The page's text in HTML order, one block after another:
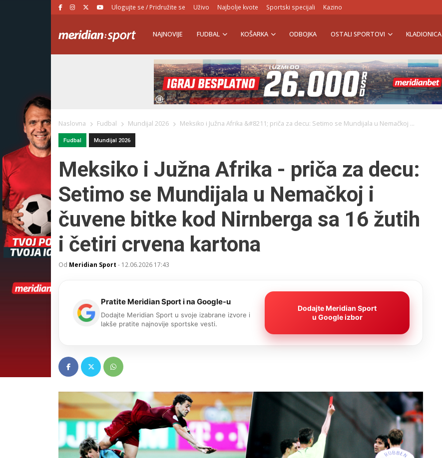
Ulogujte se / Pridružite se Uživo Najbolje kvote Sportski specijali Kazino
NAJNOVIJE FUDBAL KOŠARKA ODBOJKA OSTALI SPORTOVI KLADIONICA
Naslovna Fudbal Mundijal 2026 Meksiko i Južna Afrika &#8211; priča za decu: Setimo se Mundijala u Nemačkoj ...
Fudbal Mundijal 2026
Meksiko i Južna Afrika - priča za decu:
Setimo se Mundijala u Nemačkoj i
čuvene bitke kod Nirnberga sa 16 žutih
i četiri crvena kartona
Od Meridian Sport - 12.06.2026 17:43
Pratite Meridian Sport i na Google-u
Dodajte Meridian Sport u svoje izabrane izvore i
lakše pratite najnovije sportske vesti.
Dodajte Meridian Sport
u Google izbor